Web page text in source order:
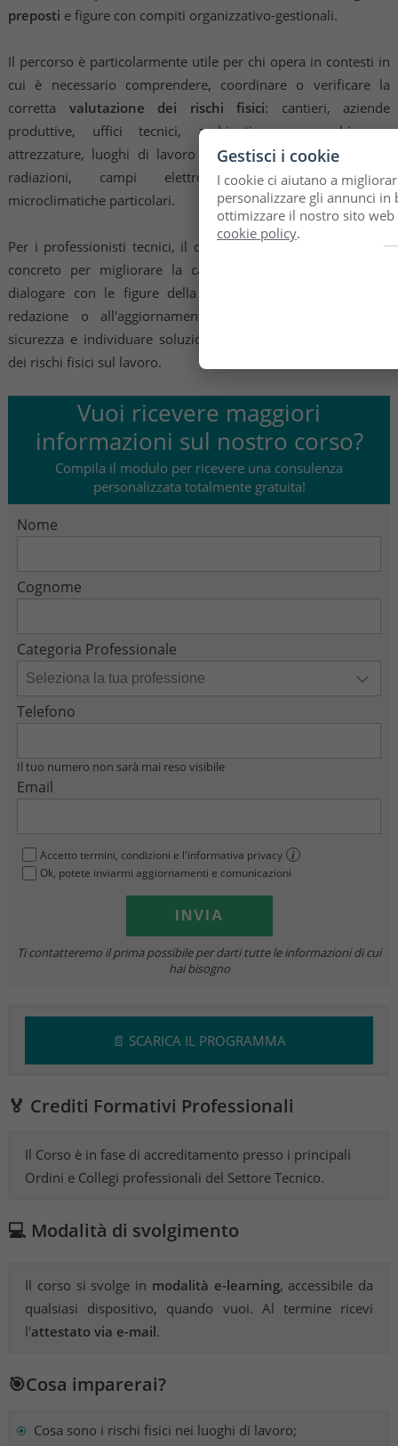
preposti e figure con compiti organizzativo-gestionali.
Il percorso è particolarmente utile per chi opera in contesti in
cui è necessario comprendere, coordinare o verificare la
corretta valutazione dei rischi fisici: cantieri, aziende
produttive, uffici tecnici, ambienti con macchine e
attrezzature, luoghi di lavoro esposti a rumore, vibrazioni,
radiazioni, campi elettromagnetici o condizioni
microclimatiche particolari.
Per i professionisti tecnici, il corso rappresenta un supporto
concreto per migliorare la capacità di lettura del rischio,
dialogare con le figure della prevenzione, contribuire alla
redazione o all'aggiornamento della documentazione di
sicurezza e individuare soluzioni più efficaci per la gestione
dei rischi fisici sul lavoro.
Vuoi ricevere maggiori
informazioni sul nostro corso?
Compila il modulo per ricevere una consulenza
personalizzata totalmente gratuita!
Nome
Cognome
Categoria Professionale
Telefono
Il tuo numero non sarà mai reso visibile
Email
Accetto termini, condizioni e l'informativa privacy i
Ok, potete inviarmi aggiornamenti e comunicazioni
Ti contatteremo il prima possibile per darti tutte le informazioni di cui
hai bisogno
📄 SCARICA IL PROGRAMMA
🏅 Crediti Formativi Professionali
Il Corso è in fase di accreditamento presso i principali
Ordini e Collegi professionali del Settore Tecnico.
💻 Modalità di svolgimento
Il corso si svolge in modalità e-learning, accessibile da
qualsiasi dispositivo, quando vuoi. Al termine ricevi
l'attestato via e-mail.
🎯Cosa imparerai?
Cosa sono i rischi fisici nei luoghi di lavoro;
Gestisci i cookie
I cookie ci aiutano a
personalizzare gli annunci in
ottimizzare il nostro sito
cookie policy.